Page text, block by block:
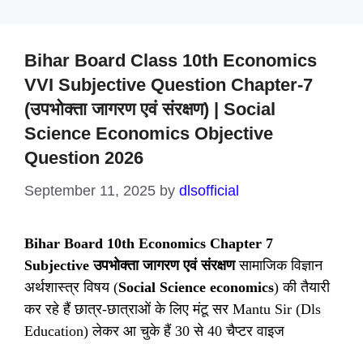
Bihar Board Class 10th Economics
VVI Subjective Question Chapter-7
(उपभोक्ता जागरण एवं संरक्षण) | Social
Science Economics Objective
Question 2026
September 11, 2025 by dlsofficial
Bihar Board 10th Economics Chapter 7
Subjective उपभोक्ता जागरण एवं संरक्षणसामाजिक विज्ञान
अर्थशास्त्र विषय (Social Science economics) की तैयारी
कर रहे हैं छात्र-छात्राओं के लिए मंटू सर Mantu Sir (Dls
Education) लेकर आ चुके हैं 30 से 40 चैप्टर वाइज